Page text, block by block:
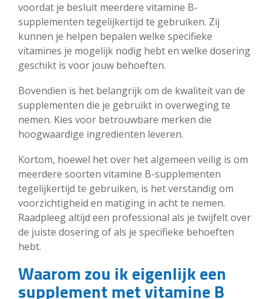
voordat je besluit meerdere vitamine B-
supplementen tegelijkertijd te gebruiken. Zij
kunnen je helpen bepalen welke specifieke
vitamines je mogelijk nodig hebt en welke dosering
geschikt is voor jouw behoeften.
Bovendien is het belangrijk om de kwaliteit van de
supplementen die je gebruikt in overweging te
nemen. Kies voor betrouwbare merken die
hoogwaardige ingrediënten leveren.
Kortom, hoewel het over het algemeen veilig is om
meerdere soorten vitamine B-supplementen
tegelijkertijd te gebruiken, is het verstandig om
voorzichtigheid en matiging in acht te nemen.
Raadpleeg altijd een professional als je twijfelt over
de juiste dosering of als je specifieke behoeften
hebt.
Waarom zou ik eigenlijk een
supplement met vitamine B